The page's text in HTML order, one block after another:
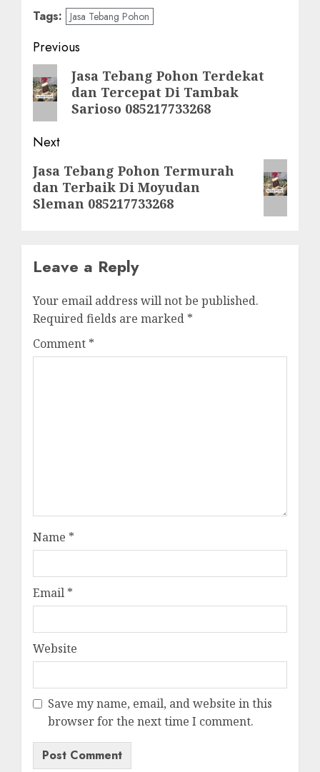
Tags: Jasa Tebang Pohon
Post
navigation
Previous
Previous
post:
Jasa Tebang Pohon Terdekat
dan Tercepat Di Tambak
Sarioso 085217733268
Next
Next
post:
Jasa Tebang Pohon Termurah
dan Terbaik Di Moyudan
Sleman 085217733268
Leave a Reply
Your email address will not be published.
Required fields are marked *
Comment *
Name *
Email *
Website
Save my name, email, and website in this
browser for the next time I comment.